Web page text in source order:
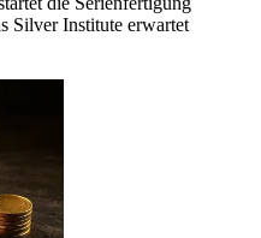
Silver Institute erwartet